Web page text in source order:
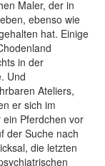
Maler, der in
ebenso wie
hat. Einige
in der
Und
Ateliers,
er sich im
Pferdchen vor
der Suche nach
die letzten